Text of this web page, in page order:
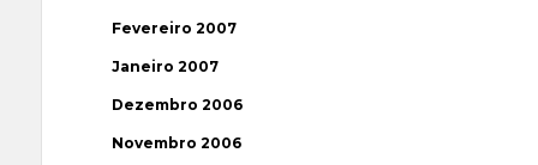
Fevereiro 2007
Janeiro 2007
Dezembro 2006
Novembro 2006